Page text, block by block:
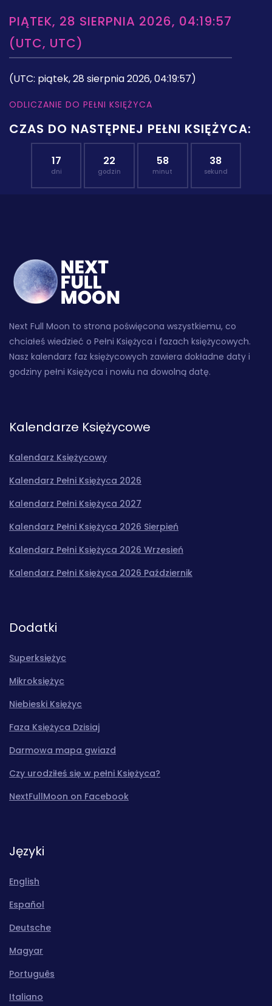
PIĄTEK, 28 SIERPNIA 2026, 04:19:57
(UTC, UTC)
(UTC: piątek, 28 sierpnia 2026, 04:19:57)
ODLICZANIE DO PEŁNI KSIĘŻYCA
CZAS DO NASTĘPNEJ PEŁNI KSIĘŻYCA:
17
dni
22
godzin
58
minut
37
sekund
Next Full Moon to strona poświęcona wszystkiemu, co
chciałeś wiedzieć o Pełni Księżyca i fazach księżycowych.
Nasz kalendarz faz księżycowych zawiera dokładne daty i
godziny pełni Księżyca i nowiu na dowolną datę.
Kalendarze Księżycowe
Kalendarz Księżycowy
Kalendarz Pełni Księżyca 2026
Kalendarz Pełni Księżyca 2027
Kalendarz Pełni Księżyca 2026 Sierpień
Kalendarz Pełni Księżyca 2026 Wrzesień
Kalendarz Pełni Księżyca 2026 Październik
Dodatki
Superksiężyc
Mikroksiężyc
Niebieski Księżyc
Faza Księżyca Dzisiaj
Darmowa mapa gwiazd
Czy urodziłeś się w pełni Księżyca?
NextFullMoon on Facebook
Języki
English
Español
Deutsche
Magyar
Português
Italiano